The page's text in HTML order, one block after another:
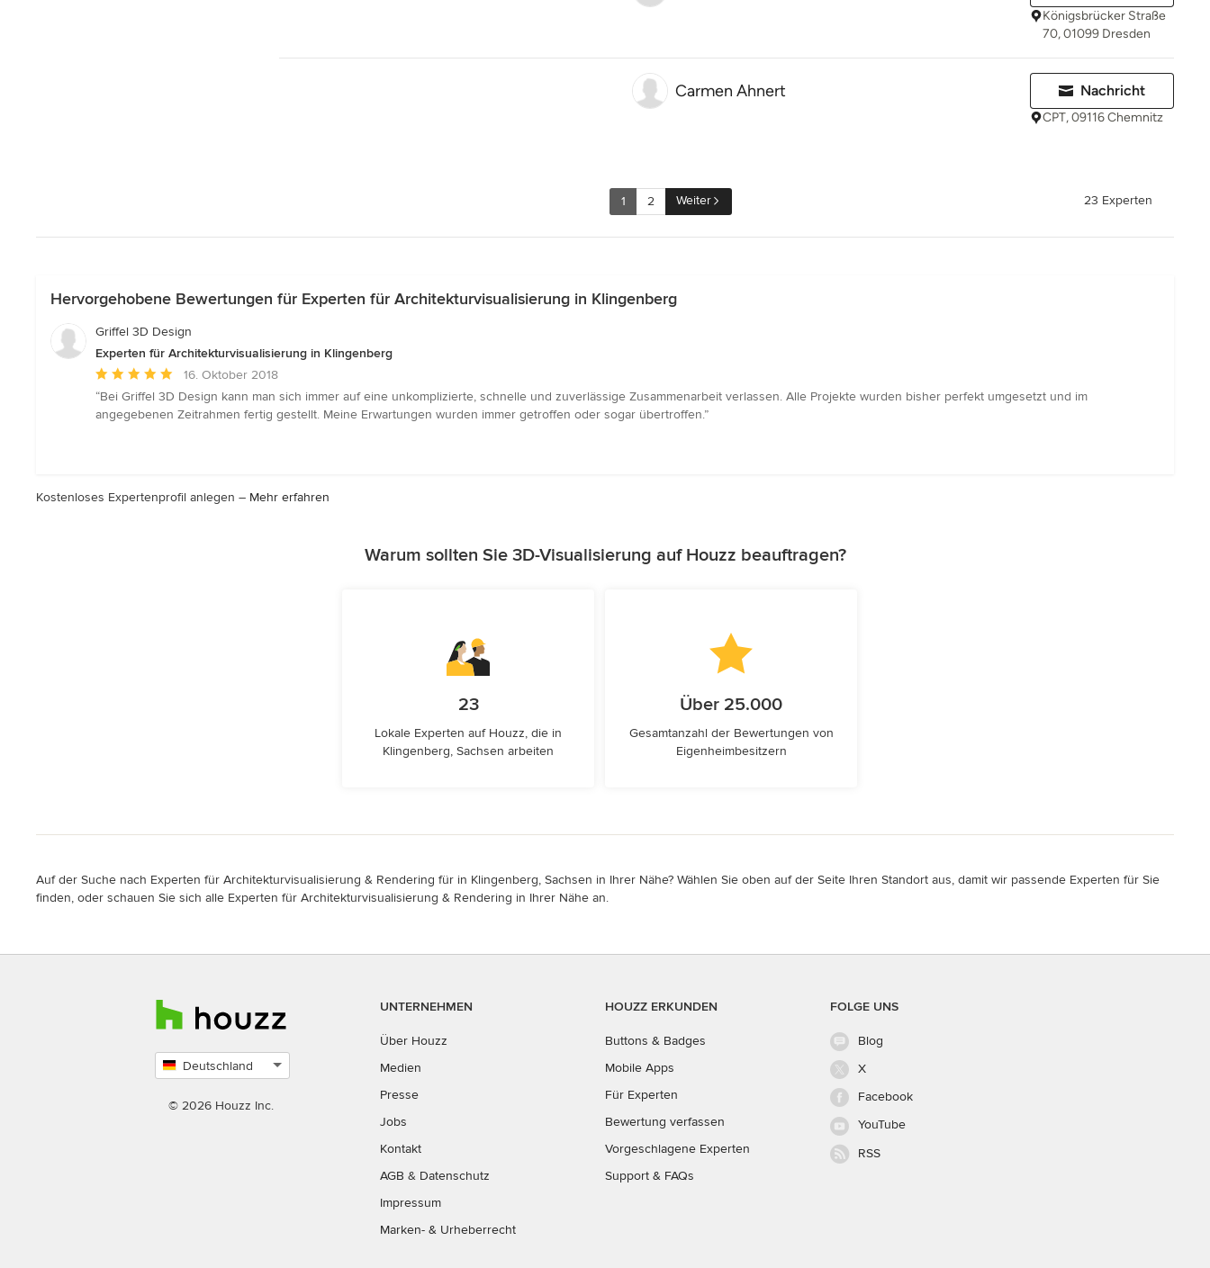
Königsbrücker Straße
70, 01099 Dresden
Carmen Ahnert Nachricht
CPT, 09116 Chemnitz
1 2 Weiter 23 Experten
Hervorgehobene Bewertungen für Experten für Architekturvisualisierung in Klingenberg
Griffel 3D Design
Experten für Architekturvisualisierung in Klingenberg
Durchschnittliche
Bewertung:
5
16. Oktober 2018
“Bei Griffel 3D Design kann man sich immer auf eine unkomplizierte, schnelle und zuverlässige Zusammenarbeit verlassen. Alle Projekte wurden bisher perfekt umgesetzt und im
angegebenen Zeitrahmen fertig gestellt. Meine Erwartungen wurden immer getroffen oder sogar übertroffen.”
Kostenloses Expertenprofil anlegen – Mehr erfahren
Warum sollten Sie 3D-Visualisierung auf Houzz beauftragen?
23
Lokale Experten auf Houzz, die in
Klingenberg, Sachsen arbeiten
Über 25.000
Gesamtanzahl der Bewertungen von
Eigenheimbesitzern
Auf der Suche nach Experten für Architekturvisualisierung & Rendering für in Klingenberg, Sachsen in Ihrer Nähe? Wählen Sie oben auf der Seite Ihren Standort aus, damit wir passende Experten für Sie
finden, oder schauen Sie sich alle Experten für Architekturvisualisierung & Rendering in Ihrer Nähe an.
Deutschland
auswählen
© 2026 Houzz Inc.
UNTERNEHMEN
Über Houzz
Medien
Presse
Jobs
Kontakt
AGB & Datenschutz
Impressum
Marken- & Urheberrecht
HOUZZ ERKUNDEN
Buttons & Badges
Mobile Apps
Für Experten
Bewertung verfassen
Vorgeschlagene Experten
Support & FAQs
FOLGE UNS
Blog
X
Facebook
YouTube
RSS